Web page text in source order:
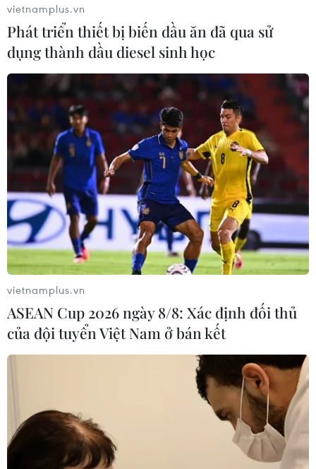
Trên những nẻo đường xứ sở hoa lavender. (Ảnh: Nguyễn Lý
Bằng/Vietnam+)
(Vietnam+)
vietnamplus.vn
Phát triển thiết bị biến dầu ăn đã qua sử
dụng thành dầu diesel sinh học
vietnamplus.vn
ASEAN Cup 2026 ngày 8/8: Xác định đối thủ
của đội tuyển Việt Nam ở bán kết